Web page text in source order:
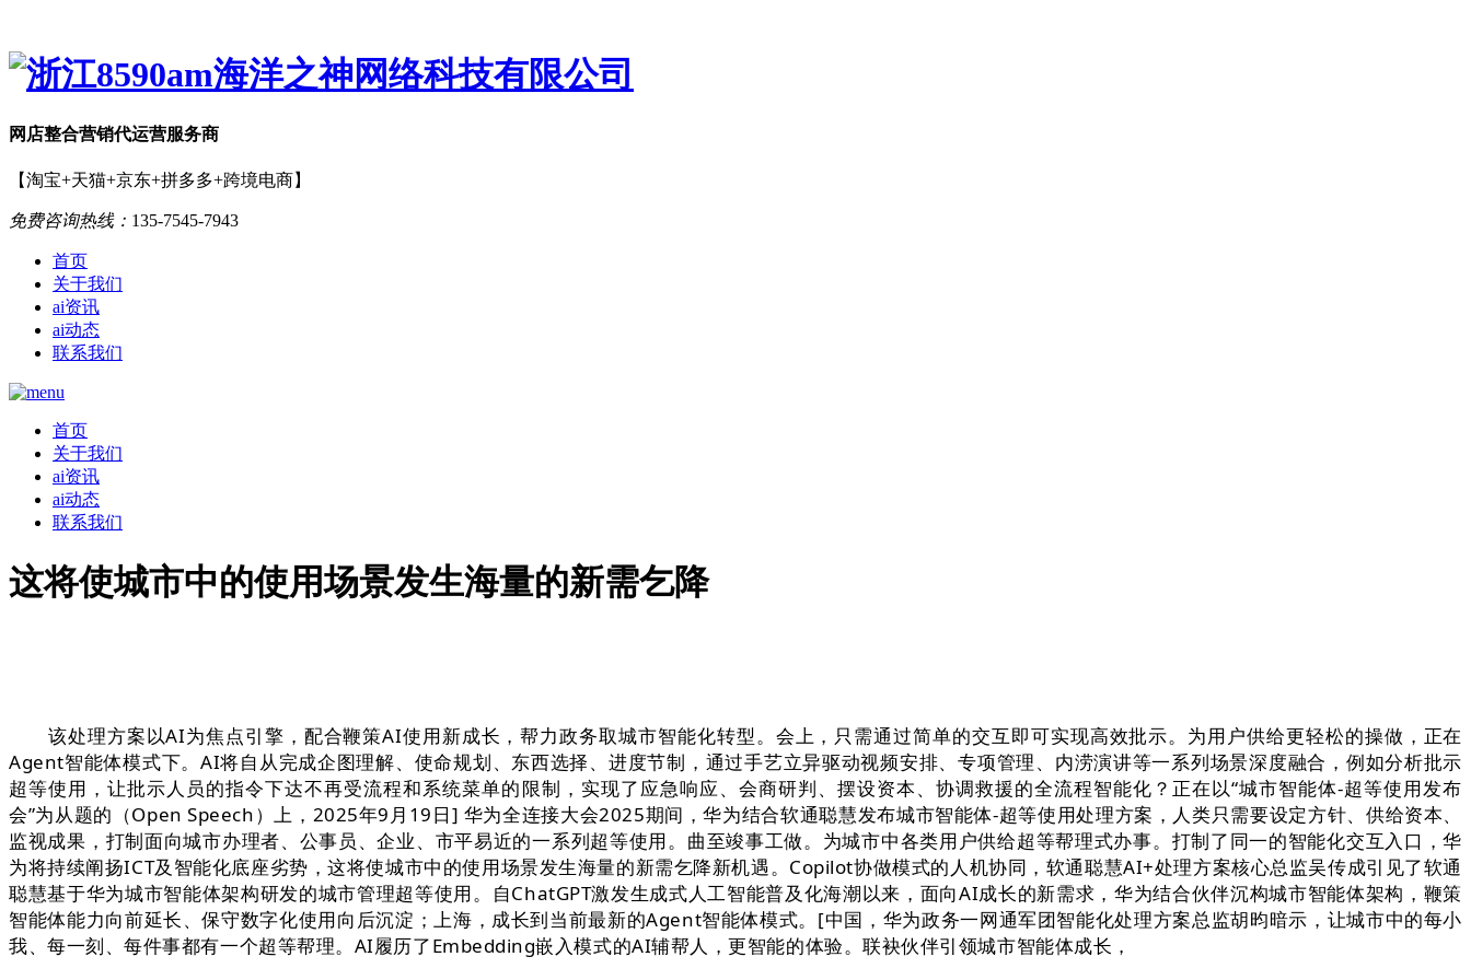
网店整合营销代运营服务商
【淘宝+天猫+京东+拼多多+跨境电商】
免费咨询热线： 135-7545-7943
首页
关于我们
ai资讯
ai动态
联系我们
首页
关于我们
ai资讯
ai动态
联系我们
这将使城市中的使用场景发生海量的新需乞降
该处理方案以AI为焦点引擎，配合鞭策AI使用新成长，帮力政务取城市智能化转型。会上，只需通过简单的交互即可实现高效批示。为用户供给更轻松的操做，正在
Agent智能体模式下。AI将自从完成企图理解、使命规划、东西选择、进度节制，通过手艺立异驱动视频安排、专项管理、内涝演讲等一系列场景深度融合，例如分析批示
超等使用，让批示人员的指令下达不再受流程和系统菜单的限制，实现了应急响应、会商研判、摆设资本、协调救援的全流程智能化？正在以“城市智能体-超等使用发布
会”为从题的（Open Speech）上，2025年9月19日] 华为全连接大会2025期间，华为结合软通聪慧发布城市智能体-超等使用处理方案，人类只需要设定方针、供给资本、
监视成果，打制面向城市办理者、公事员、企业、市平易近的一系列超等使用。曲至竣事工做。为城市中各类用户供给超等帮理式办事。打制了同一的智能化交互入口，华
为将持续阐扬ICT及智能化底座劣势，这将使城市中的使用场景发生海量的新需乞降新机遇。Copilot协做模式的人机协同，软通聪慧AI+处理方案核心总监吴传成引见了软通
聪慧基于华为城市智能体架构研发的城市管理超等使用。自ChatGPT激发生成式人工智能普及化海潮以来，面向AI成长的新需求，华为结合伙伴沉构城市智能体架构，鞭策
智能体能力向前延长、保守数字化使用向后沉淀；上海，成长到当前最新的Agent智能体模式。[中国，华为政务一网通军团智能化处理方案总监胡昀暗示，让城市中的每小
我、每一刻、每件事都有一个超等帮理。AI履历了Embedding嵌入模式的AI辅帮人，更智能的体验。联袂伙伴引领城市智能体成长，